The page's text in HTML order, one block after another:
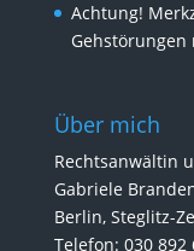
Achtung!
Gehstörungen
Über mich
Rechtsanwältin
Gabriele
Berlin, Steglitz-
Telefon: 030 892